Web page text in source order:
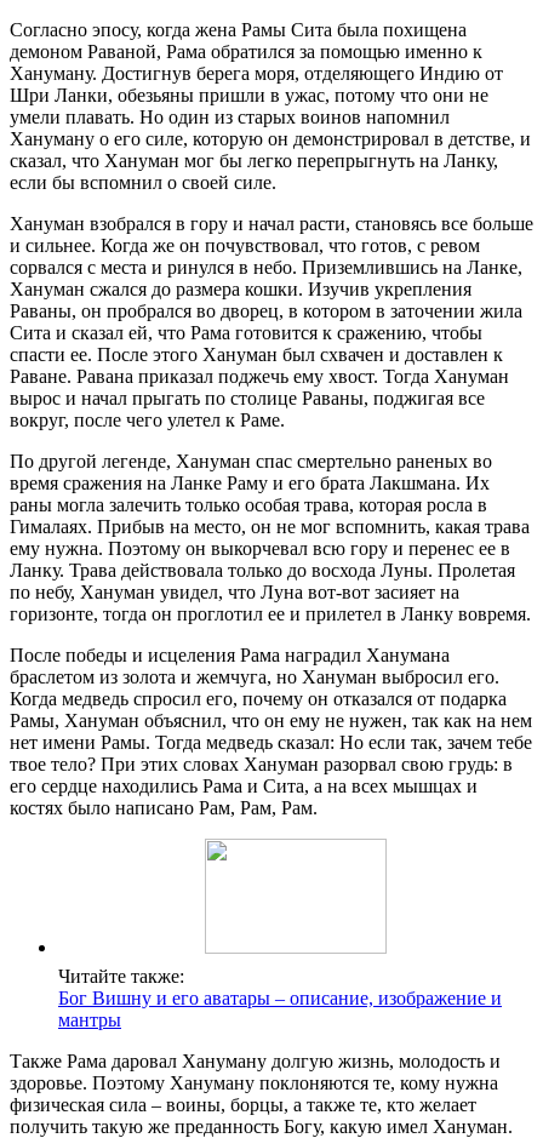
Согласно эпосу, когда жена Рамы Сита была похищена
демоном Раваной, Рама обратился за помощью именно к
Хануману. Достигнув берега моря, отделяющего Индию от
Шри Ланки, обезьяны пришли в ужас, потому что они не
умели плавать. Но один из старых воинов напомнил
Хануману о его силе, которую он демонстрировал в детстве, и
сказал, что Хануман мог бы легко перепрыгнуть на Ланку,
если бы вспомнил о своей силе.
Хануман взобрался в гору и начал расти, становясь все больше
и сильнее. Когда же он почувствовал, что готов, с ревом
сорвался с места и ринулся в небо. Приземлившись на Ланке,
Хануман сжался до размера кошки. Изучив укрепления
Раваны, он пробрался во дворец, в котором в заточении жила
Сита и сказал ей, что Рама готовится к сражению, чтобы
спасти ее. После этого Хануман был схвачен и доставлен к
Раване. Равана приказал поджечь ему хвост. Тогда Хануман
вырос и начал прыгать по столице Раваны, поджигая все
вокруг, после чего улетел к Раме.
По другой легенде, Хануман спас смертельно раненых во
время сражения на Ланке Раму и его брата Лакшмана. Их
раны могла залечить только особая трава, которая росла в
Гималаях. Прибыв на место, он не мог вспомнить, какая трава
ему нужна. Поэтому он выкорчевал всю гору и перенес ее в
Ланку. Трава действовала только до восхода Луны. Пролетая
по небу, Хануман увидел, что Луна вот-вот засияет на
горизонте, тогда он проглотил ее и прилетел в Ланку вовремя.
После победы и исцеления Рама наградил Ханумана
браслетом из золота и жемчуга, но Хануман выбросил его.
Когда медведь спросил его, почему он отказался от подарка
Рамы, Хануман объяснил, что он ему не нужен, так как на нем
нет имени Рамы. Тогда медведь сказал: Но если так, зачем тебе
твое тело? При этих словах Хануман разорвал свою грудь: в
его сердце находились Рама и Сита, а на всех мышцах и
костях было написано Рам, Рам, Рам.
Читайте также:
Бог Вишну и его аватары – описание, изображение и
мантры
Также Рама даровал Хануману долгую жизнь, молодость и
здоровье. Поэтому Хануману поклоняются те, кому нужна
физическая сила – воины, борцы, а также те, кто желает
получить такую же преданность Богу, какую имел Хануман.